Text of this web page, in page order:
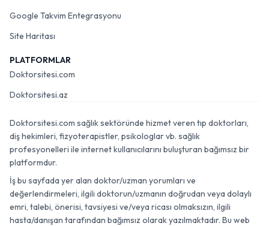
Google Takvim Entegrasyonu
Site Haritası
PLATFORMLAR
Doktorsitesi.com
Doktorsitesi.az
Doktorsitesi.com sağlık sektöründe hizmet veren tıp doktorları,
diş hekimleri, fizyoterapistler, psikologlar vb. sağlık
profesyonelleri ile internet kullanıcılarını buluşturan bağımsız bir
platformdur.
İş bu sayfada yer alan doktor/uzman yorumları ve
değerlendirmeleri, ilgili doktorun/uzmanın doğrudan veya dolaylı
emri, talebi, önerisi, tavsiyesi ve/veya ricası olmaksızın, ilgili
hasta/danışan tarafından bağımsız olarak yazılmaktadır. Bu web